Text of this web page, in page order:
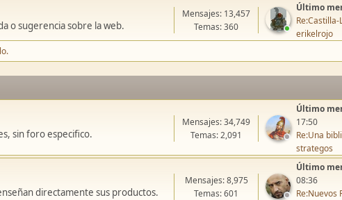
o sugerencia sobre la web.
Mensajes: 13,457
Temas: 360
Último
erikelrojo
sin foro especifico.
Mensajes: 34,749
Temas: 2,091
Último
17:50
Re:Una
strategos
directamente sus productos.
Mensajes: 8,975
Temas: 601
Último
08:36
Re:Nuevos